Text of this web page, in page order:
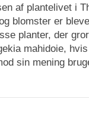
af plantelivet i
blomster er
planter, der
mahidoie,
sin mening